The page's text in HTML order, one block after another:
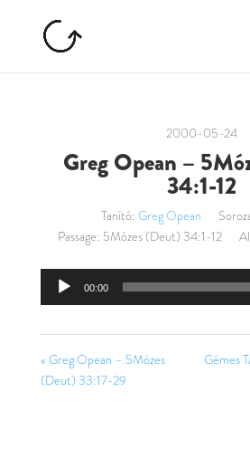
2000-05-24
Greg Opean –
34:1-12
Tanító: Greg Opean
Passage: 5Mózes (Deut) 34:1-12
Audió
00:00
« Greg Opean – 5Mózes
(Deut) 33:17-29
Gémes